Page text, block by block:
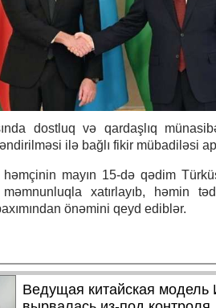
dostluq və qardaşlıq
ilə bağlı fikir mübadiləsi
həmçinin mayın 15-də qədim
xatırlayıb, həmin
önəmini qeyd ediblər.